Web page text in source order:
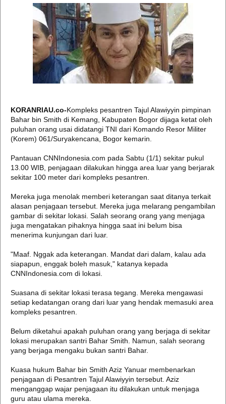
KORANRIAU.co-Kompleks pesantren Tajul Alawiyyin pimpinan
Bahar bin Smith di Kemang, Kabupaten Bogor dijaga ketat oleh
puluhan orang usai didatangi TNI dari Komando Resor Militer
(Korem) 061/Suryakencana, Bogor kemarin.
Pantauan CNNIndonesia.com pada Sabtu (1/1) sekitar pukul
13.00 WIB, penjagaan dilakukan hingga area luar yang berjarak
sekitar 100 meter dari kompleks pesantren.
Mereka juga menolak memberi keterangan saat ditanya terkait
alasan penjagaan tersebut. Mereka juga melarang pengambilan
gambar di sekitar lokasi. Salah seorang orang yang menjaga
juga mengatakan pihaknya hingga saat ini belum bisa
menerima kunjungan dari luar.
"Maaf. Nggak ada keterangan. Mandat dari dalam, kalau ada
siapapun, enggak boleh masuk," katanya kepada
CNNIndonesia.com di lokasi.
Suasana di sekitar lokasi terasa tegang. Mereka mengawasi
setiap kedatangan orang dari luar yang hendak memasuki area
kompleks pesantren.
Belum diketahui apakah puluhan orang yang berjaga di sekitar
lokasi merupakan santri Bahar Smith. Namun, salah seorang
yang berjaga mengaku bukan santri Bahar.
Kuasa hukum Bahar bin Smith Aziz Yanuar membenarkan
penjagaan di Pesantren Tajul Alawiyyin tersebut. Aziz
menganggap wajar penjagaan itu dilakukan untuk menjaga
guru atau ulama mereka.